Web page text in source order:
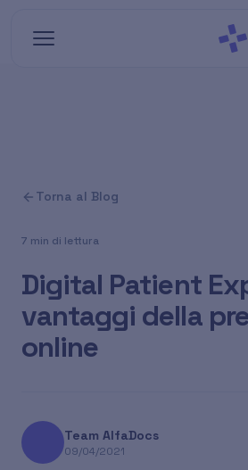
Torna al Blog
7 min di lettura
Digital Patient
vantaggi della
online
Team AlfaDocs
09/04/2021